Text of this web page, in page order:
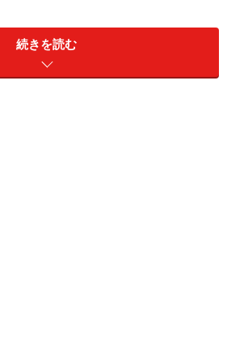
方向へ歩く。昔は、桜新町駅の近
、それが呑川の水源のひとつらし
続きを読む